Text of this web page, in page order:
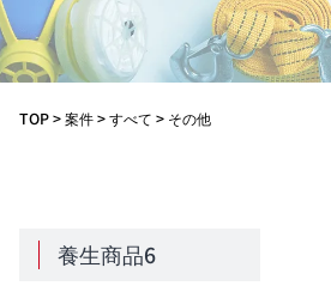
TOP>案件>すべて > その他
養生商品6